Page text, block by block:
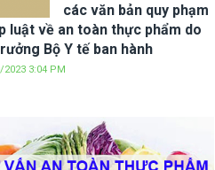
các văn bản quy phạm
luật về an toàn thực phẩm do
Bộ Y tế ban hành
2023 3:04 PM